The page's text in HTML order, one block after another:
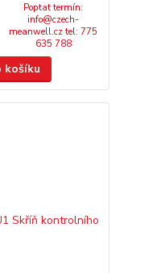
Poptat termín:
info@czech-
meanwell.cz tel: 775
635 788
košíku